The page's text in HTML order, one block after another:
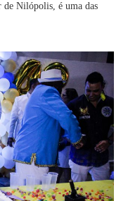
Nilópolis, é uma das